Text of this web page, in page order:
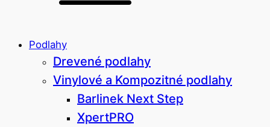
Podlahy
Drevené podlahy
Vinylové a Kompozitné podlahy
Barlinek Next Step
XpertPRO